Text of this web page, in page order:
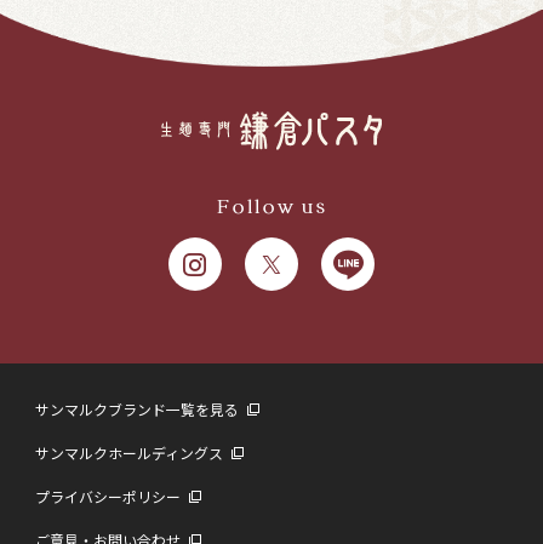
Follow us
サンマルクブランド一覧を見る
サンマルクホールディングス
プライバシーポリシー